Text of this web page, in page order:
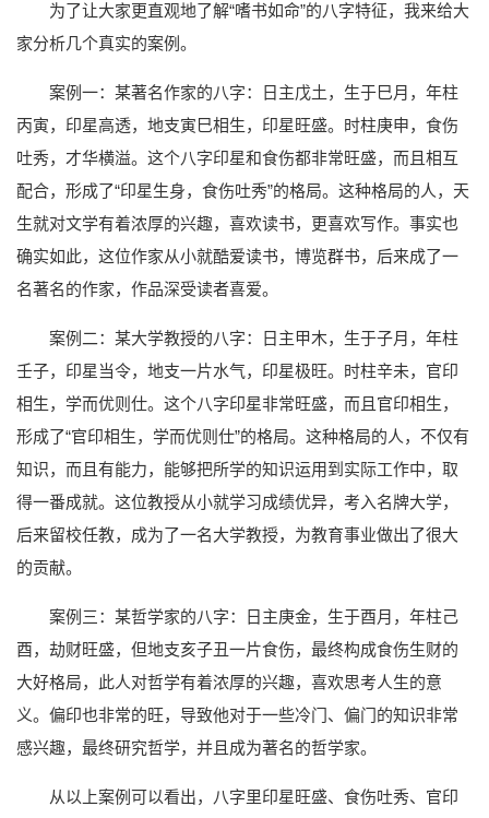
为了让大家更直观地了解“嗜书如命”的八字特征，我来给大
家分析几个真实的案例。
案例一：某著名作家的八字：日主戊土，生于巳月，年柱
丙寅，印星高透，地支寅巳相生，印星旺盛。时柱庚申，食伤
吐秀，才华横溢。这个八字印星和食伤都非常旺盛，而且相互
配合，形成了“印星生身，食伤吐秀”的格局。这种格局的人，天
生就对文学有着浓厚的兴趣，喜欢读书，更喜欢写作。事实也
确实如此，这位作家从小就酷爱读书，博览群书，后来成了一
名著名的作家，作品深受读者喜爱。
案例二：某大学教授的八字：日主甲木，生于子月，年柱
壬子，印星当令，地支一片水气，印星极旺。时柱辛未，官印
相生，学而优则仕。这个八字印星非常旺盛，而且官印相生，
形成了“官印相生，学而优则仕”的格局。这种格局的人，不仅有
知识，而且有能力，能够把所学的知识运用到实际工作中，取
得一番成就。这位教授从小就学习成绩优异，考入名牌大学，
后来留校任教，成为了一名大学教授，为教育事业做出了很大
的贡献。
案例三：某哲学家的八字：日主庚金，生于酉月，年柱己
酉，劫财旺盛，但地支亥子丑一片食伤，最终构成食伤生财的
大好格局，此人对哲学有着浓厚的兴趣，喜欢思考人生的意
义。偏印也非常的旺，导致他对于一些冷门、偏门的知识非常
感兴趣，最终研究哲学，并且成为著名的哲学家。
从以上案例可以看出，八字里印星旺盛、食伤吐秀、官印